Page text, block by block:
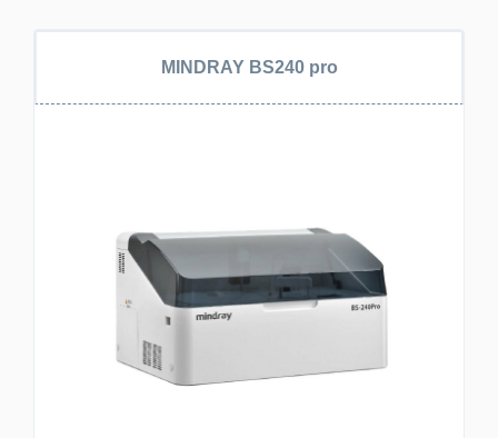
MINDRAY BS240 pro